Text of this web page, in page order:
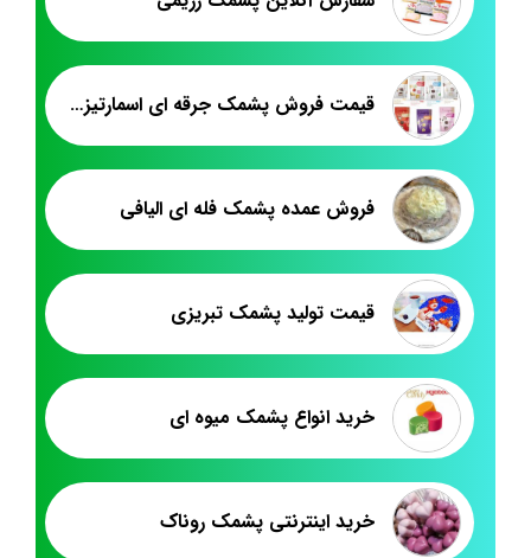
قیمت فروش پشمک جرقه ای اسمارتیز شکلاتی
فروش عمده پشمک فله ای الیافی
قیمت تولید پشمک تبریزی
خرید انواع پشمک میوه ای
خرید اینترنتی پشمک روناک